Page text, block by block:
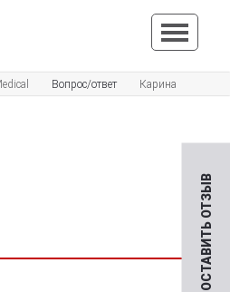
ОСТАВИТЬ ОТЗЫВ
Вопрос/ответ Карина